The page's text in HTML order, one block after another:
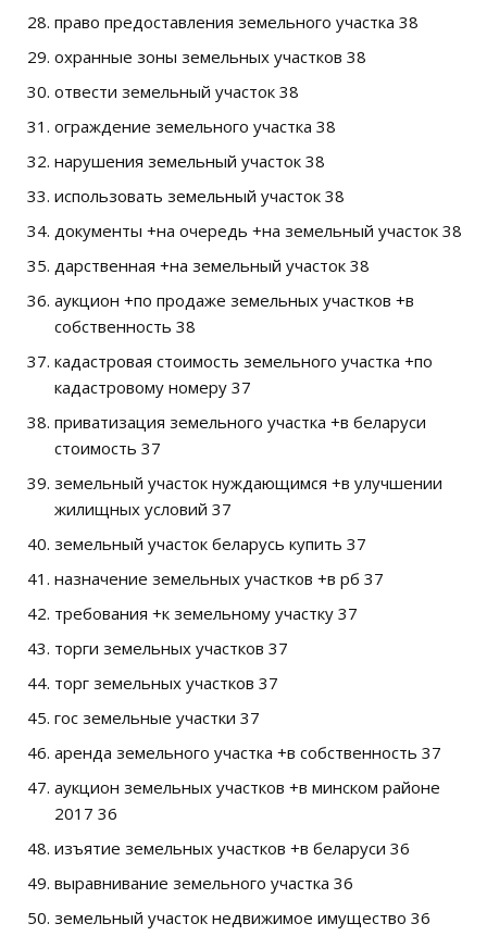
право предоставления земельного участка 38
охранные зоны земельных участков 38
отвести земельный участок 38
ограждение земельного участка 38
нарушения земельный участок 38
использовать земельный участок 38
документы +на очередь +на земельный участок 38
дарственная +на земельный участок 38
аукцион +по продаже земельных участков +в
собственность 38
кадастровая стоимость земельного участка +по
кадастровому номеру 37
приватизация земельного участка +в беларуси
стоимость 37
земельный участок нуждающимся +в улучшении
жилищных условий 37
земельный участок беларусь купить 37
назначение земельных участков +в рб 37
требования +к земельному участку 37
торги земельных участков 37
торг земельных участков 37
гос земельные участки 37
аренда земельного участка +в собственность 37
аукцион земельных участков +в минском районе
2017 36
изъятие земельных участков +в беларуси 36
выравнивание земельного участка 36
земельный участок недвижимое имущество 36